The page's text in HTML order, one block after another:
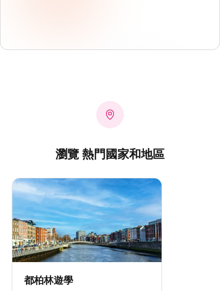
瀏覽 熱門國家和地區
都柏林遊學